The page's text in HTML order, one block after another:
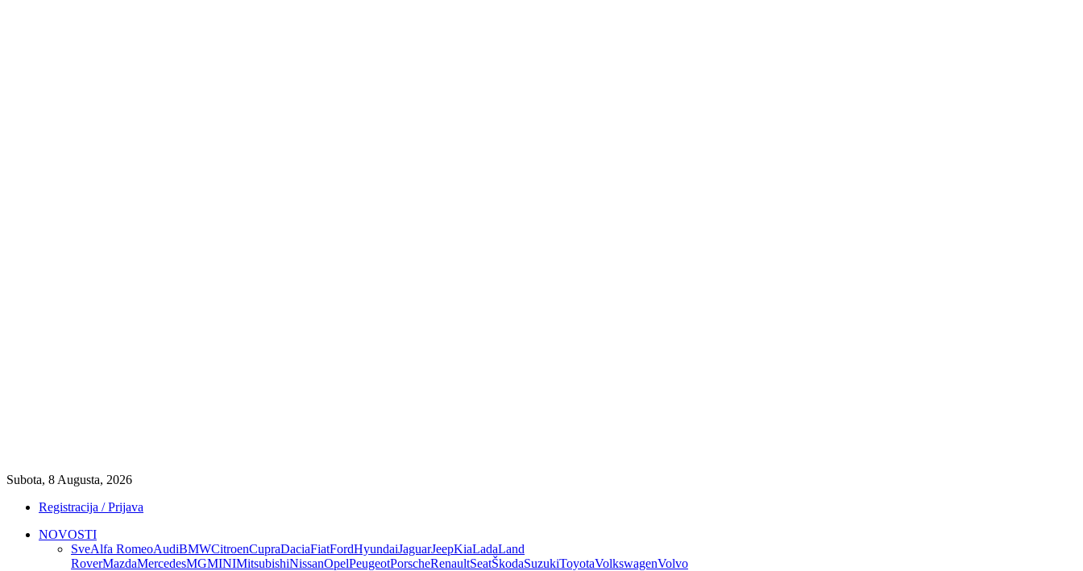
Subota, 8 Augusta, 2026
Registracija / Prijava
NOVOSTI
SveAlfa RomeoAudiBMWCitroenCupraDaciaFiatFordHyundaiJaguarJeepKiaLadaLand
RoverMazdaMercedesMGMINIMitsubishiNissanOpelPeugeotPorscheRenaultSeatŠkodaSuzukiToyotaVolkswagenVolvo